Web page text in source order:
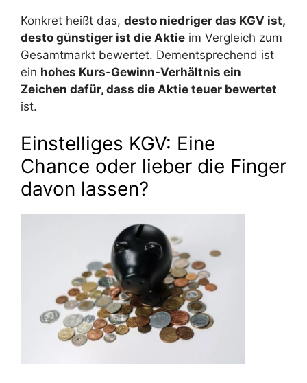
Konkret heißt das, desto niedriger das KGV ist,
desto günstiger ist die Aktie im Vergleich zum
Gesamtmarkt bewertet. Dementsprechend ist
ein hohes Kurs-Gewinn-Verhältnis ein
Zeichen dafür, dass die Aktie teuer bewertet
ist.
Einstelliges KGV: Eine
Chance oder lieber die Finger
davon lassen?